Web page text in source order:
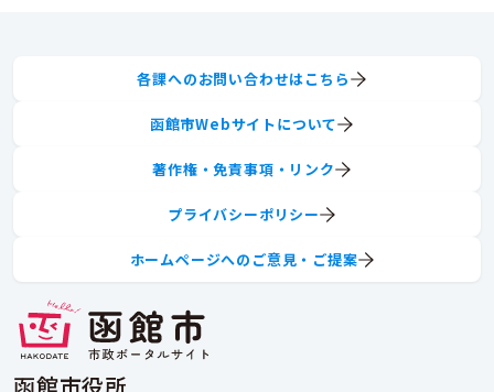
各課へのお問い合わせはこちら
函館市Webサイトについて
著作権・免責事項・リンク
プライバシーポリシー
ホームページへのご意見・ご提案